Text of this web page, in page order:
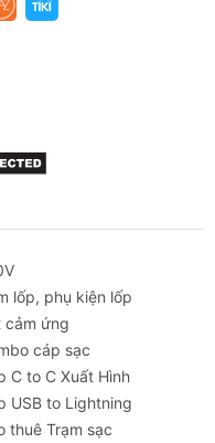
lốp, phụ kiện lốp
cảm ứng
cáp sạc
C to C Xuất Hình
USB to Lightning
thuê Trạm sạc